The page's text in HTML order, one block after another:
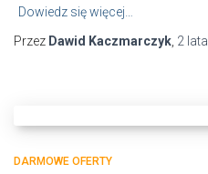
Dowiedz się więcej…
Przez Dawid Kaczmarczyk 2 lata
DARMOWE OFERTY